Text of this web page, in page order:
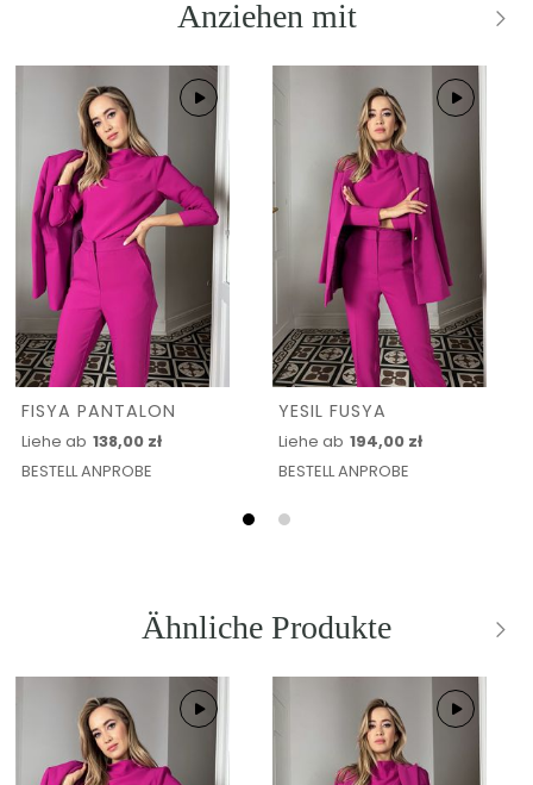
Anziehen mit
FISYA PANTALON
Liehe ab 138,00 zł
BESTELL ANPROBE
YESIL FUSYA
Liehe ab 194,00 zł
BESTELL ANPROBE
Ähnliche Produkte